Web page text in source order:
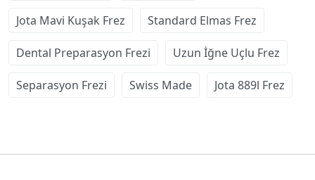
Jota Mavi Kuşak Frez Standard Elmas Frez
Dental Preparasyon Frezi Uzun İğne Uçlu Frez
Separasyon Frezi Swiss Made Jota 889l Frez